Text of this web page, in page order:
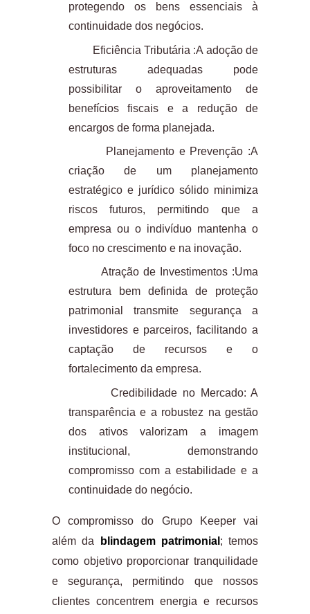
protegendo os bens essenciais à
continuidade dos negócios.
Eficiência Tributária :A adoção de
estruturas adequadas pode
possibilitar o aproveitamento de
benefícios fiscais e a redução de
encargos de forma planejada.
Planejamento e Prevenção :A
criação de um planejamento
estratégico e jurídico sólido minimiza
riscos futuros, permitindo que a
empresa ou o indivíduo mantenha o
foco no crescimento e na inovação.
Atração de Investimentos :Uma
estrutura bem definida de proteção
patrimonial transmite segurança a
investidores e parceiros, facilitando a
captação de recursos e o
fortalecimento da empresa.
Credibilidade no Mercado: A
transparência e a robustez na gestão
dos ativos valorizam a imagem
institucional, demonstrando
compromisso com a estabilidade e a
continuidade do negócio.
O compromisso do Grupo Keeper vai
além da
blindagem patrimonial ; temos
como objetivo proporcionar tranquilidade
e segurança, permitindo que nossos
clientes concentrem energia e recursos